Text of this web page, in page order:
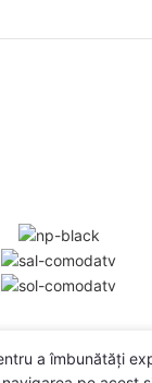
a îmbunătăți